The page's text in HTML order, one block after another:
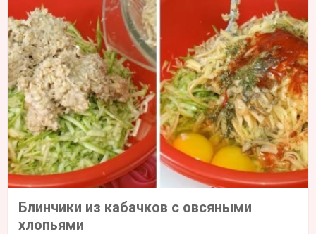
Блинчики из кабачков с овсяными
хлопьями